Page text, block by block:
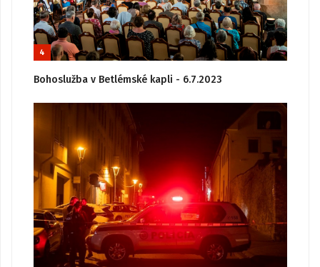
4
Bohoslužba v Betlémské kapli - 6.7.2023